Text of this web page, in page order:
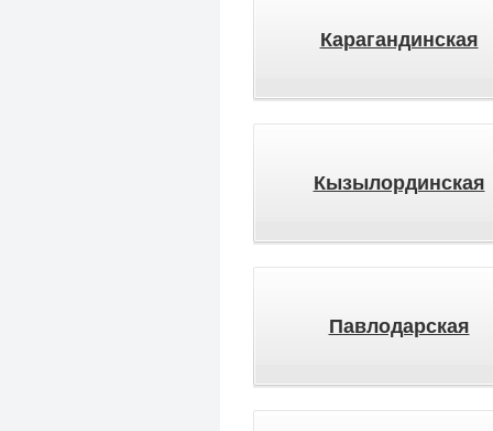
Карагандинская
Кызылординская
Павлодарская